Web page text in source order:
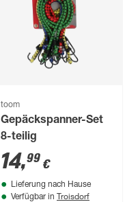
toom
Gepäckspanner-Set
8-teilig
14,99 €
Lieferung nach Hause
Verfügbar in Troisdorf